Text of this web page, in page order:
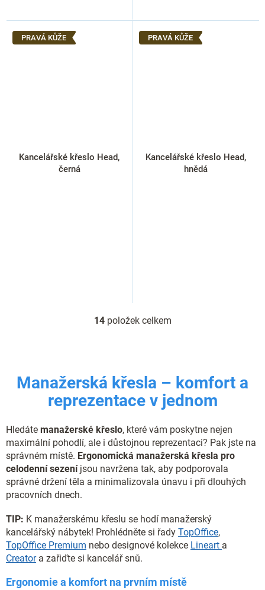
PRAVÁ KŮŽE
Kancelářské křeslo Head,
černá
PRAVÁ KŮŽE
Kancelářské křeslo Head,
hnědá
O
a
í
r
v
k
y
v
ý
s
u
14položek celkem
Manažerská křesla – komfort a
reprezentace v jednom
Hledáte manažerské křeslo, které vám poskytne nejen
maximální pohodlí, ale i důstojnou reprezentaci? Pak jste na
správném místě. Ergonomická manažerská křesla pro
celodenní sezeníjsou navržena tak, aby podporovala
správné držení těla a minimalizovala únavu i při dlouhých
pracovních dnech.
TIP: K manažerskému křeslu se hodí manažerský
kancelářský nábytek! Prohlédněte si řady TopOffice,
TopOffice Premium nebo designové kolekce Lineart a
Creatora zařiďte si kancelář snů.
Ergonomie a komfort na prvním místě